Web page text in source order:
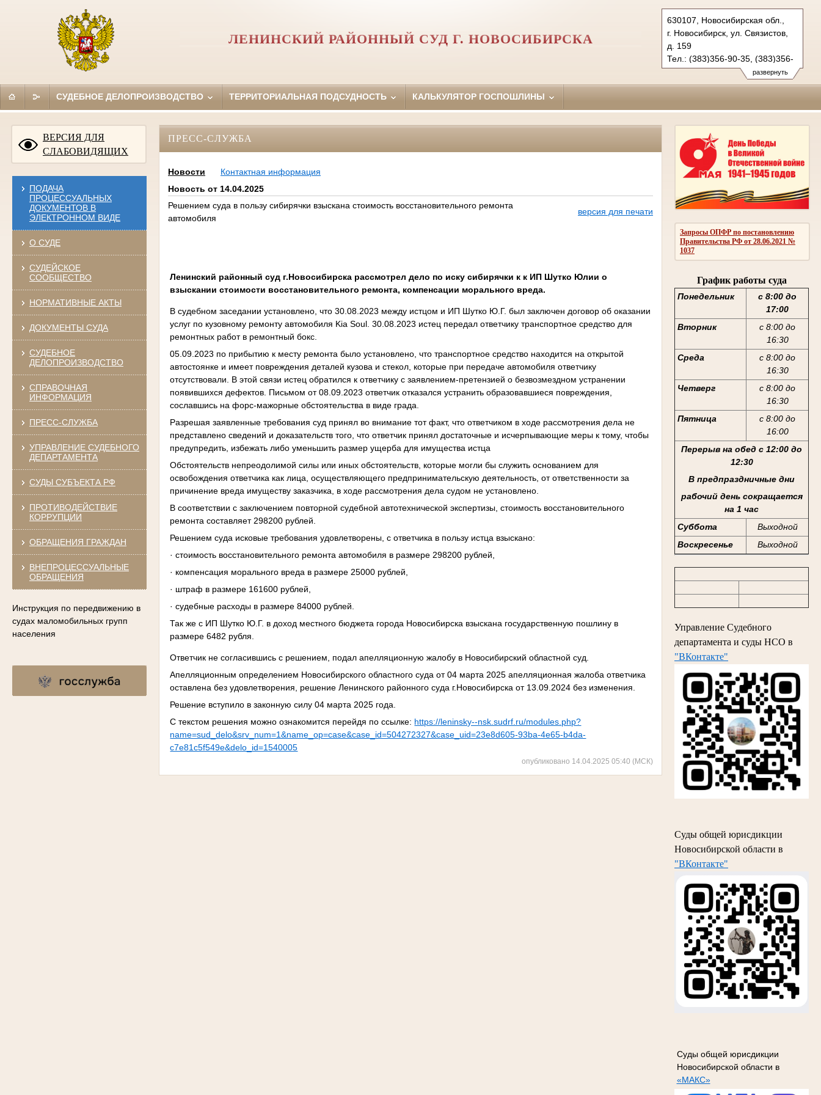
развернуть
630107, Новосибирская обл.,
г. Новосибирск, ул. Связистов,
д. 159
Тел.: (383)356-90-35, (383)356-
90-36 (ф.)
leninsky.nsk@sudrf.ru
ЛЕНИНСКИЙ РАЙОННЫЙ СУД Г. НОВОСИБИРСКА
СУДЕБНОЕ ДЕЛОПРОИЗВОДСТВО ТЕРРИТОРИАЛЬНАЯ ПОДСУДНОСТЬ КАЛЬКУЛЯТОР ГОСПОШЛИНЫ
ВЕРСИЯ ДЛЯ
СЛАБОВИДЯЩИХ
ПОДАЧА
ПРОЦЕССУАЛЬНЫХ
ДОКУМЕНТОВ В
ЭЛЕКТРОННОМ ВИДЕ
О СУДЕ
СУДЕЙСКОЕ
СООБЩЕСТВО
НОРМАТИВНЫЕ АКТЫ
ДОКУМЕНТЫ СУДА
СУДЕБНОЕ
ДЕЛОПРОИЗВОДСТВО
СПРАВОЧНАЯ
ИНФОРМАЦИЯ
ПРЕСС-СЛУЖБА
УПРАВЛЕНИЕ СУДЕБНОГО
ДЕПАРТАМЕНТА
СУДЫ СУБЪЕКТА РФ
ПРОТИВОДЕЙСТВИЕ
КОРРУПЦИИ
ОБРАЩЕНИЯ ГРАЖДАН
ВНЕПРОЦЕССУАЛЬНЫЕ
ОБРАЩЕНИЯ
Инструкция по передвижению в
судах маломобильных групп
населения
Запросы ОПФР по постановлению
Правительства РФ от 28.06.2021 №
1037
График работы суда
Понедельник
с 8:00 до
17:00
Вторник
с 8:00 до
16:30
Среда
с 8:00 до
16:30
Четверг
с 8:00 до
16:30
Пятница
с 8:00 до
16:00
Перерыв на обед с 12:00 до
12:30
В предпраздничные дни
рабочий день сокращается
на 1 час
Суббота
Выходной
Воскресенье
Выходной
Управление Судебного
департамента и суды НСО в
"ВКонтакте"
Суды общей юрисдикции
Новосибирской области в
"ВКонтакте"
Суды общей юрисдикции
Новосибирской области в
«МАКС»
ПРЕСС-СЛУЖБА
Новости
Контактная информация
Новость от 14.04.2025
Решением суда в пользу сибирячки взыскана стоимость восстановительного ремонта
автомобиля
версия для печати
Ленинский районный суд г.Новосибирска рассмотрел дело по иску сибирячки к к ИП Шутко Юлии о
взыскании стоимости восстановительного ремонта, компенсации морального вреда.
В судебном заседании установлено, что 30.08.2023 между истцом и ИП Шутко Ю.Г. был заключен договор об оказании
услуг по кузовному ремонту автомобиля Kia Soul . 30.08.2023 истец передал ответчику транспортное средство для
ремонтных работ в ремонтный бокс.
05.09.2023 по прибытию к месту ремонта было установлено, что транспортное средство находится на открытой
автостоянке и имеет повреждения деталей кузова и стекол, которые при передаче автомобиля ответчику
отсутствовали. В этой связи истец обратился к ответчику с заявлением-претензией о безвозмездном устранении
появившихся дефектов. Письмом от 08.09.2023 ответчик отказался устранить образовавшиеся повреждения,
сославшись на форс-мажорные обстоятельства в виде града.
Разрешая заявленные требования суд принял во внимание тот факт, что ответчиком в ходе рассмотрения дела не
представлено сведений и доказательств того, что ответчик принял достаточные и исчерпывающие меры к тому, чтобы
предупредить, избежать либо уменьшить размер ущерба для имущества истца
Обстоятельств непреодолимой силы или иных обстоятельств, которые могли бы служить основанием для
освобождения ответчика как лица, осуществляющего предпринимательскую деятельность, от ответственности за
причинение вреда имуществу заказчика, в ходе рассмотрения дела судом не установлено.
В соответствии с заключением повторной судебной автотехнической экспертизы, стоимость восстановительного
ремонта составляет 298200 рублей.
Решением суда исковые требования удовлетворены, с ответчика в пользу истца взыскано:
· стоимость восстановительного ремонта автомобиля в размере 298200 рублей,
· компенсация морального вреда в размере 25000 рублей,
· штраф в размере 161600 рублей,
· судебные расходы в размере 84000 рублей.
Так же с ИП Шутко Ю.Г. в доход местного бюджета города Новосибирска взыскана государственную пошлину в
размере 6482 рубля.
Ответчик не согласившись с решением, подал апелляционную жалобу в Новосибирский областной суд.
Апелляционным определением Новосибирского областного суда от 04 марта 2025 апелляционная жалоба ответчика
оставлена без удовлетворения, решение Ленинского районного суда г.Новосибирска от 13.09.2024 без изменения.
Решение вступило в законную силу 04 марта 2025 года.
С текстом решения можно ознакомится перейдя по ссылке: https://leninsky--nsk.sudrf.ru/modules.php?
name=sud_delo&srv_num=1&name_op=case&case_id=504272327&case_uid=23e8d605-93ba-4e65-b4da-
c7e81c5f549e&delo_id=1540005
опубликовано 14.04.2025 05:40 (МСК)